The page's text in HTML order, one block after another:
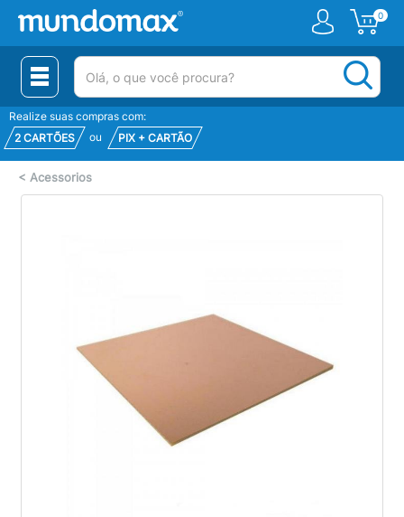
0
(pesquisar)
Realize suas compras com:
2 CARTÕES
ou PIX + CARTÃO
< Acessorios